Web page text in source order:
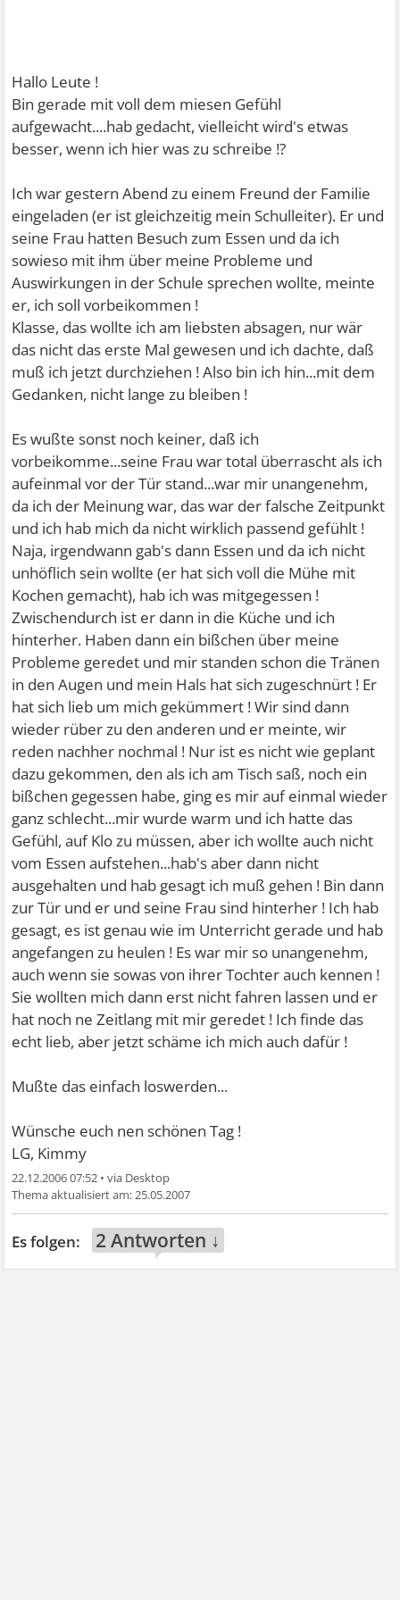
Hallo Leute !
Bin gerade mit voll dem miesen Gefühl
aufgewacht....hab gedacht, vielleicht wird's etwas
besser, wenn ich hier was zu schreibe !?
Ich war gestern Abend zu einem Freund der Familie
eingeladen (er ist gleichzeitig mein Schulleiter). Er und
seine Frau hatten Besuch zum Essen und da ich
sowieso mit ihm über meine Probleme und
Auswirkungen in der Schule sprechen wollte, meinte
er, ich soll vorbeikommen !
Klasse, das wollte ich am liebsten absagen, nur wär
das nicht das erste Mal gewesen und ich dachte, daß
muß ich jetzt durchziehen ! Also bin ich hin...mit dem
Gedanken, nicht lange zu bleiben !
Es wußte sonst noch keiner, daß ich
vorbeikomme...seine Frau war total überrascht als ich
aufeinmal vor der Tür stand...war mir unangenehm,
da ich der Meinung war, das war der falsche Zeitpunkt
und ich hab mich da nicht wirklich passend gefühlt !
Naja, irgendwann gab's dann Essen und da ich nicht
unhöflich sein wollte (er hat sich voll die Mühe mit
Kochen gemacht), hab ich was mitgegessen !
Zwischendurch ist er dann in die Küche und ich
hinterher. Haben dann ein bißchen über meine
Probleme geredet und mir standen schon die Tränen
in den Augen und mein Hals hat sich zugeschnürt ! Er
hat sich lieb um mich gekümmert ! Wir sind dann
wieder rüber zu den anderen und er meinte, wir
reden nachher nochmal ! Nur ist es nicht wie geplant
dazu gekommen, den als ich am Tisch saß, noch ein
bißchen gegessen habe, ging es mir auf einmal wieder
ganz schlecht...mir wurde warm und ich hatte das
Gefühl, auf Klo zu müssen, aber ich wollte auch nicht
vom Essen aufstehen...hab's aber dann nicht
ausgehalten und hab gesagt ich muß gehen ! Bin dann
zur Tür und er und seine Frau sind hinterher ! Ich hab
gesagt, es ist genau wie im Unterricht gerade und hab
angefangen zu heulen ! Es war mir so unangenehm,
auch wenn sie sowas von ihrer Tochter auch kennen !
Sie wollten mich dann erst nicht fahren lassen und er
hat noch ne Zeitlang mit mir geredet ! Ich finde das
echt lieb, aber jetzt schäme ich mich auch dafür !
Mußte das einfach loswerden...
Wünsche euch nen schönen Tag !
LG, Kimmy
22.12.2006 07:52 •
25.05.2007
2 Antworten ↓